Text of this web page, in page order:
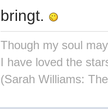
bringt.
Though my soul
I have loved the
(Sarah Williams: